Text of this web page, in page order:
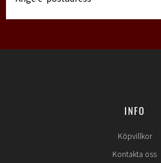
INFO
Köpvillkor
Kontakta oss